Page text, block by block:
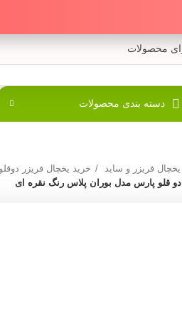
دسته بندی محصولات
فریزر و ساید
خرید یخچال فریزر دوقلو
دو قلو پارس مدل بوران پلاس رنگ نقره ای